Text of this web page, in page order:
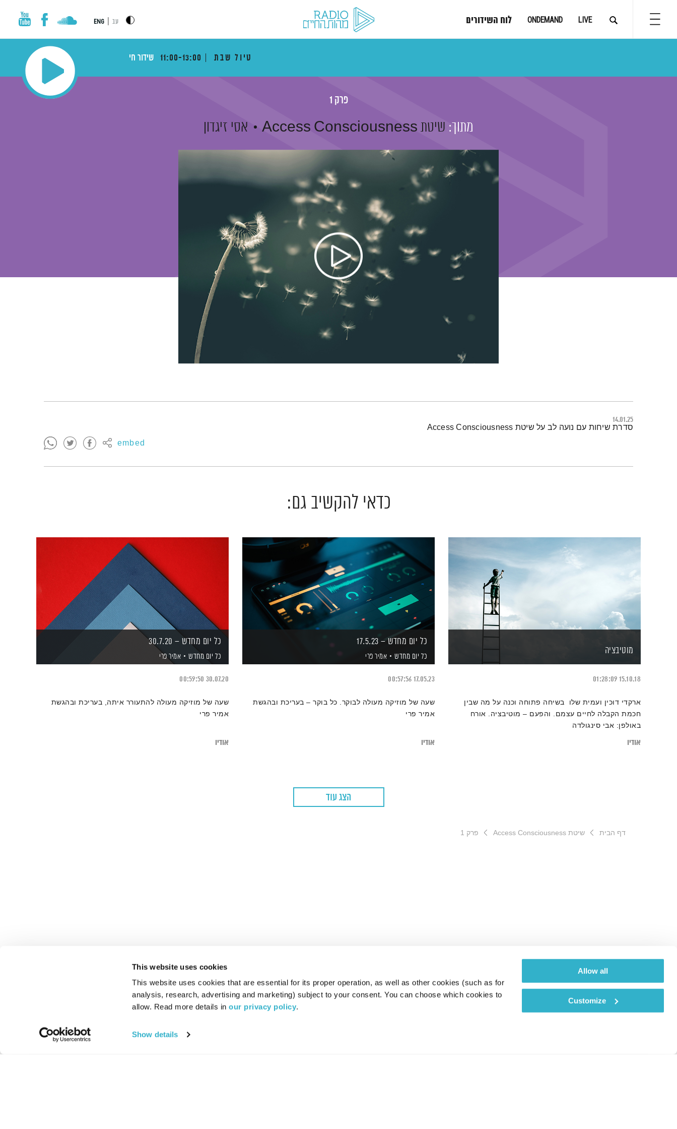
This website uses cookies
This website uses cookies that are essential for its proper operation, as well as other cookies (such as for
analysis, research, advertising and marketing) subject to your consent. You can choose which cookies to
allow. Read more details in our privacy policy.
Show details
Allow all
Customize
LIVE
ONDEMAND לוח השידורים עב ENG
טיול שבת 11:00-13:00 שידור חי
פרק 1
מתוך: שיטת Access Consciousness אסי זיגדון
14.01.25
embed
תמצית הפודקאסט
סדרת שיחות עם נועה לב על שיטת Access Consciousness
כדאי להקשיב גם:
מוטיבציה
15.10.18
01:28:09
ארקדי דוכין ועמית שלו בשיחה פתוחה וכנה על מה שבין
חכמת הקבלה לחיים עצמם. והפעם – מוטיבציה. אורח
באולפן: אבי סינגולדה
אודיו
כל יום מחדש – 17.5.23
כל יום מחדש אמיר פרי
17.05.23
00:57:56
שעה של מוזיקה מעולה לבוקר. כל בוקר – בעריכת ובהגשת
אמיר פרי
אודיו
כל יום מחדש – 30.7.20
כל יום מחדש אמיר פרי
30.07.20
00:59:50
שעה של מוזיקה מעולה להתעורר איתה, בעריכת ובהגשת
אמיר פרי
אודיו
הצג עוד
דף הבית שיטת Access Consciousness פרק 1